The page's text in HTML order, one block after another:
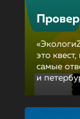
это
самые
и